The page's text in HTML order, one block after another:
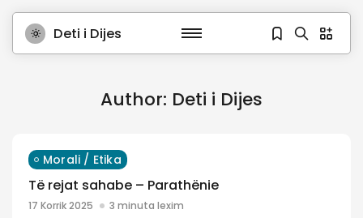
Deti i Dijes
Author: Deti i Dijes
Morali / Etika
Të rejat sahabe – Parathënie
17 Korrik 2025 3 minuta lexim